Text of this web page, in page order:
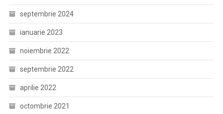
septembrie 2024
ianuarie 2023
noiembrie 2022
septembrie 2022
aprilie 2022
octombrie 2021